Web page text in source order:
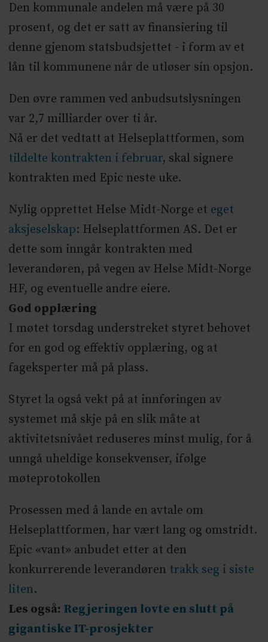
Den kommunale andelen må være på 30
prosent, og det er satt av finansiering til
denne gjenom statsbudsjettet - i form av et
lån til kommunene når de utløser sin opsjon.
Den øvre rammen ved anbudsutslysningen
var 2,7 milliarder over ti år.
Nå er det vedtatt at Helseplattformen, som
tildelte kontrakten i februar, skal signere
kontrakten med Epic neste uke.
Nylig opprettet Helse Midt-Norge et eget
aksjeselskap: Helseplattformen AS. Det er
dette som inngår kontrakten med
leverandøren, på vegen av Helse Midt-Norge
HF, og eventuelle andre eiere.
God opplæring
I møtet torsdag understreket styret behovet
for en god og effektiv opplæring, og at
fageksperter må på plass.
Styret la også vekt på at innføringen av
systemet må skje på en slik måte at
aktivitetsnivået reduseres minst mulig, for å
unngå uheldige konsekvenser, ifølge
møteprotokollen
Prosessen med å lande en avtale om
Helseplattformen, har vært lang og omstridt.
Epic «vant» anbudet etter at den
konkurrerende leverandøren trakk seg i siste
liten.
Les også: Regjeringen lovte en slutt på
gigantiske IT-prosjekter